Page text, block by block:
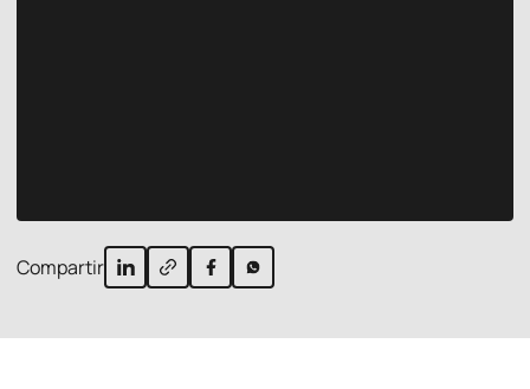
Compartir